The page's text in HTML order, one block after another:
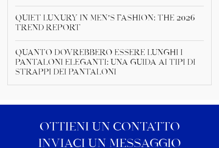
Quiet Luxury in Men’s Fashion: The 2026
Trend Report
Quanto dovrebbero essere lunghi i
pantaloni eleganti: una guida ai tipi di
strappi dei pantaloni
OTTIENI UN CONTATTO
INVIACI UN MESSAGGIO